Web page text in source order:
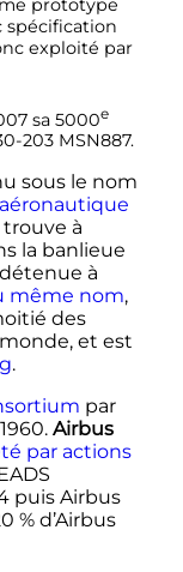
spécification
exploité par
sa 5000e
203 MSN887.
sous le nom
à
la banlieue
à
même nom,
des
et est
.
par
Airbus
par actions
puis Airbus
% d’Airbus